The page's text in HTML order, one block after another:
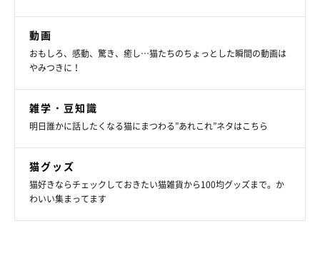
動画
おもしろ、感動、驚き、癒し…猫たちのちょっとした瞬間の動画は
やみつきに！
雑学・豆知識
明日誰かに話したくなる猫にまつわる”あれこれ”ネタはこちら
猫グッズ
猫好きならチェックしておきたい猫雑貨から100均グッズまで。か
わいい集まってます